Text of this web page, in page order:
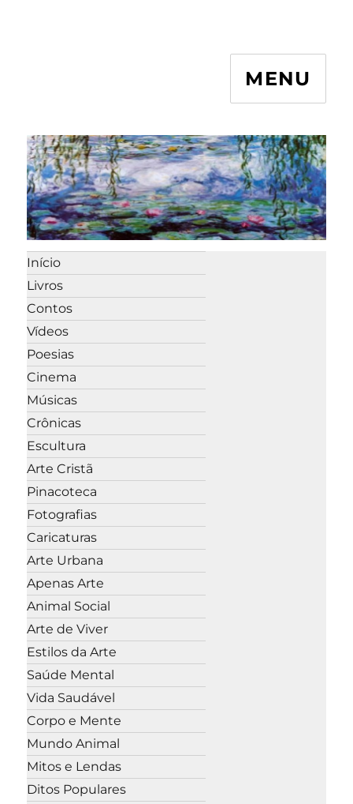
MENU
Início
Livros
Contos
Vídeos
Poesias
Cinema
Músicas
Crônicas
Escultura
Arte Cristã
Pinacoteca
Fotografias
Caricaturas
Arte Urbana
Apenas Arte
Animal Social
Arte de Viver
Estilos da Arte
Saúde Mental
Vida Saudável
Corpo e Mente
Mundo Animal
Mitos e Lendas
Ditos Populares